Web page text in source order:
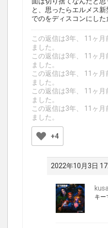
と、思ったらエルメス
でのをディスコンにした
この返信は3年、 11ヶ月
ました。
この返信は3年、 11ヶ月
ました。
この返信は3年、 11ヶ月
ました。
この返信は3年、 11ヶ月
ました。
この返信は3年、 11ヶ月
ました。
+4
2022年10月3日
キー